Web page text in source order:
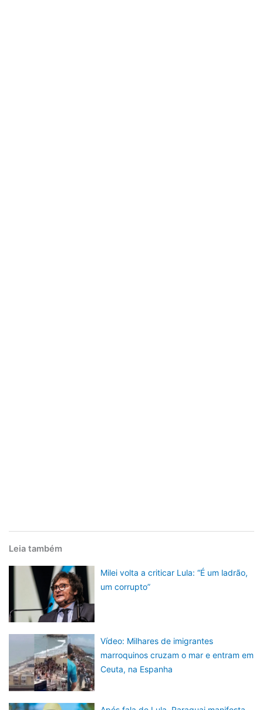
Leia também
Milei volta a criticar Lula: “É um ladrão,
um corrupto”
Vídeo: Milhares de imigrantes
marroquinos cruzam o mar e entram em
Ceuta, na Espanha